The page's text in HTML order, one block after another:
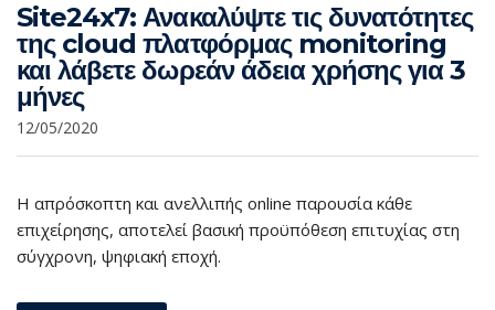
f
o
r
m
Site24x7: Ανακαλύψτε τις δυνατότητες
της cloud πλατφόρμας monitoring
και λάβετε δωρεάν άδεια χρήσης για 3
μήνες
12/05/2020
Η απρόσκοπτη και ανελλιπής online παρουσία κάθε
επιχείρησης, αποτελεί βασική προϋπόθεση επιτυχίας στη
σύγχρονη, ψηφιακή εποχή.